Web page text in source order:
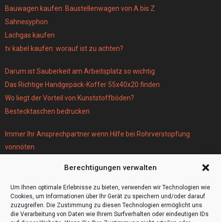
Berechtigungen verwalten
Um Ihnen optimale Erlebnisse zu bieten, verwenden wir Technologien wie
Cookies, um Informationen über Ihr Gerät zu speichern und/oder darauf
zuzugreifen. Die Zustimmung zu diesen Technologien ermöglicht uns
die Verarbeitung von Daten wie Ihrem Surfverhalten oder eindeutigen IDs
Bauwagen kaufen: Baustellenwagen von A bis Z
Sahnesyphon
Lachgas kaufen
tv kabel kaufen: worauf ist zu achten?
Darum ist Sauberkeit am Arbeitsplatz so wichtig
Das Richtige Handgepäck-Koffer 55x40x20 finden
Wo liegt der Vorteil von Kunststoffböden?
Bestecktaschen bedrucken
Immer Ihr Ansprechpartner wenn Hilfe bei Rohrverstopfung
vonnöten
Wohnmobil Selbstausbau Material für den Bau Ihres Wohnmobils